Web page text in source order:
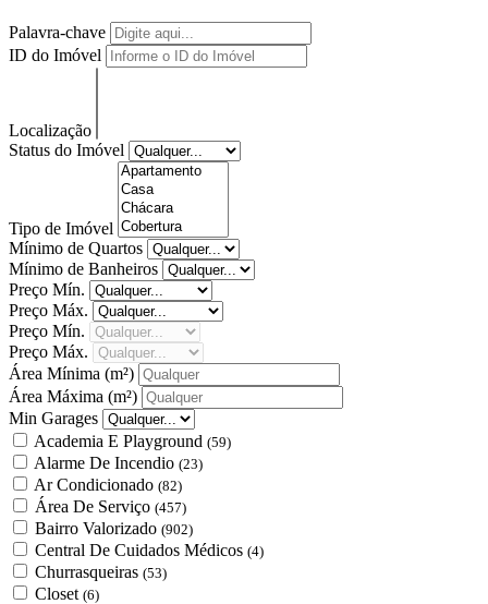
Palavra-chave
ID do Imóvel
Localização
Status do Imóvel
Tipo de Imóvel
Mínimo de Quartos
Mínimo de Banheiros
Preço Mín.
Preço Máx.
Preço Mín.
Preço Máx.
Área Mínima (m²)
Área Máxima (m²)
Min Garages
Academia E Playground (59)
Alarme De Incendio (23)
Ar Condicionado (82)
Área De Serviço (457)
Bairro Valorizado (902)
Central De Cuidados Médicos (4)
Churrasqueiras (53)
Closet (6)